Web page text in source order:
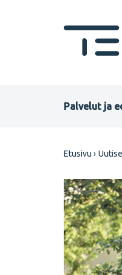
Palvelut ja
Etusivu